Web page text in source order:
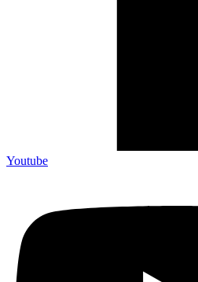
Youtube